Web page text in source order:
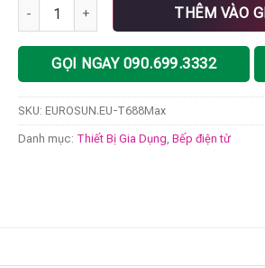
Bếp từ EUROSUN EU-T688Max số lượng
THÊM VÀO
GỌI NGAY 090.699.3332
SKU:EUROSUN.EU-T688Max
Danh mục: Thiết Bị Gia Dụng,Bếp điện từ